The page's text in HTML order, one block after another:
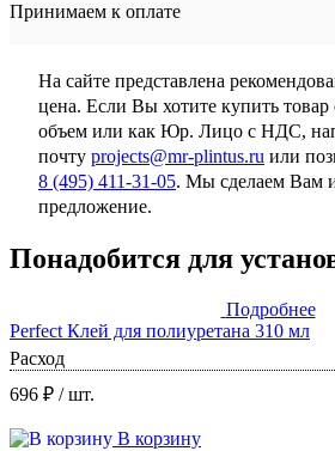
Принимаем к оплате
На сайте представлена
цена. Если Вы хотите купить
объем или как Юр. Лицо с НДС,
почту projects@mr-plintus.ru или
8 (495) 411-31-05. Мы сделаем Вам
предложение.
Понадобится для
Подробнее
Perfect Клей для полиуретана 310 мл
Расход
696 ₽ / шт.
В корзину